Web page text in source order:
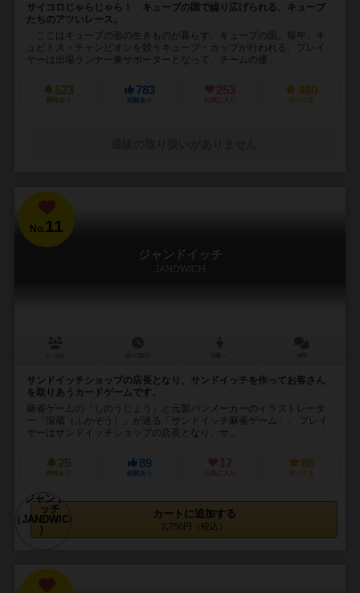
サイコロじゃらじゃら！ キューブの国で繰り広げられる、キューブ
たちのアツいレース。
ここはキューブの形の生きものが暮らす、キューブの国。毎年、キ
ュビトス・チャンピオンを競うキューブ・カップが行われる。プレイ
ヤーは出場ランナー兼サポーターとなって、チームの優...
523
興味あり
783
経験あり
253
お気に入り
460
持ってる
No.11
ジャンドイッチ
JANDWICH
サンドイッチショップの店長となり、サンドイッチを作ってお客さん
を取りあうカードゲームです。
麻雀ゲームの「しのうじょう」と元製パンメーカーのイラストレータ
ー「深蔵（ふかぞう）」が送る「サンドイッチ麻雀ゲーム」。 プレイ
ヤーはサンドイッチショップの店長となり、サ...
25
興味あり
89
経験あり
17
お気に入り
85
持ってる
カートに追加する
2,750円（税込）